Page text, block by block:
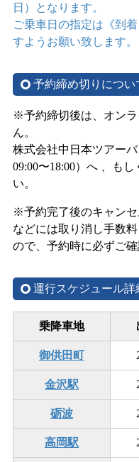
日）となります。
ご乗車日の指定は《到
すようお願い致します。
予約締め切りについ
※予約締切後は、オン
ん。
株式会社中日本ツアーバ
09:00〜18:00）へ 、も
い。
※予約完了後のキャン
などには取り消し手数
ので、予約時に必ずご確
運行スケジュール詳
乗降車地
御供田町
金沢駅
砺波
高岡駅